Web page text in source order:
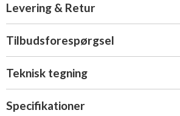
Levering & Retur
Tilbudsforespørgsel
Teknisk tegning
Specifikationer